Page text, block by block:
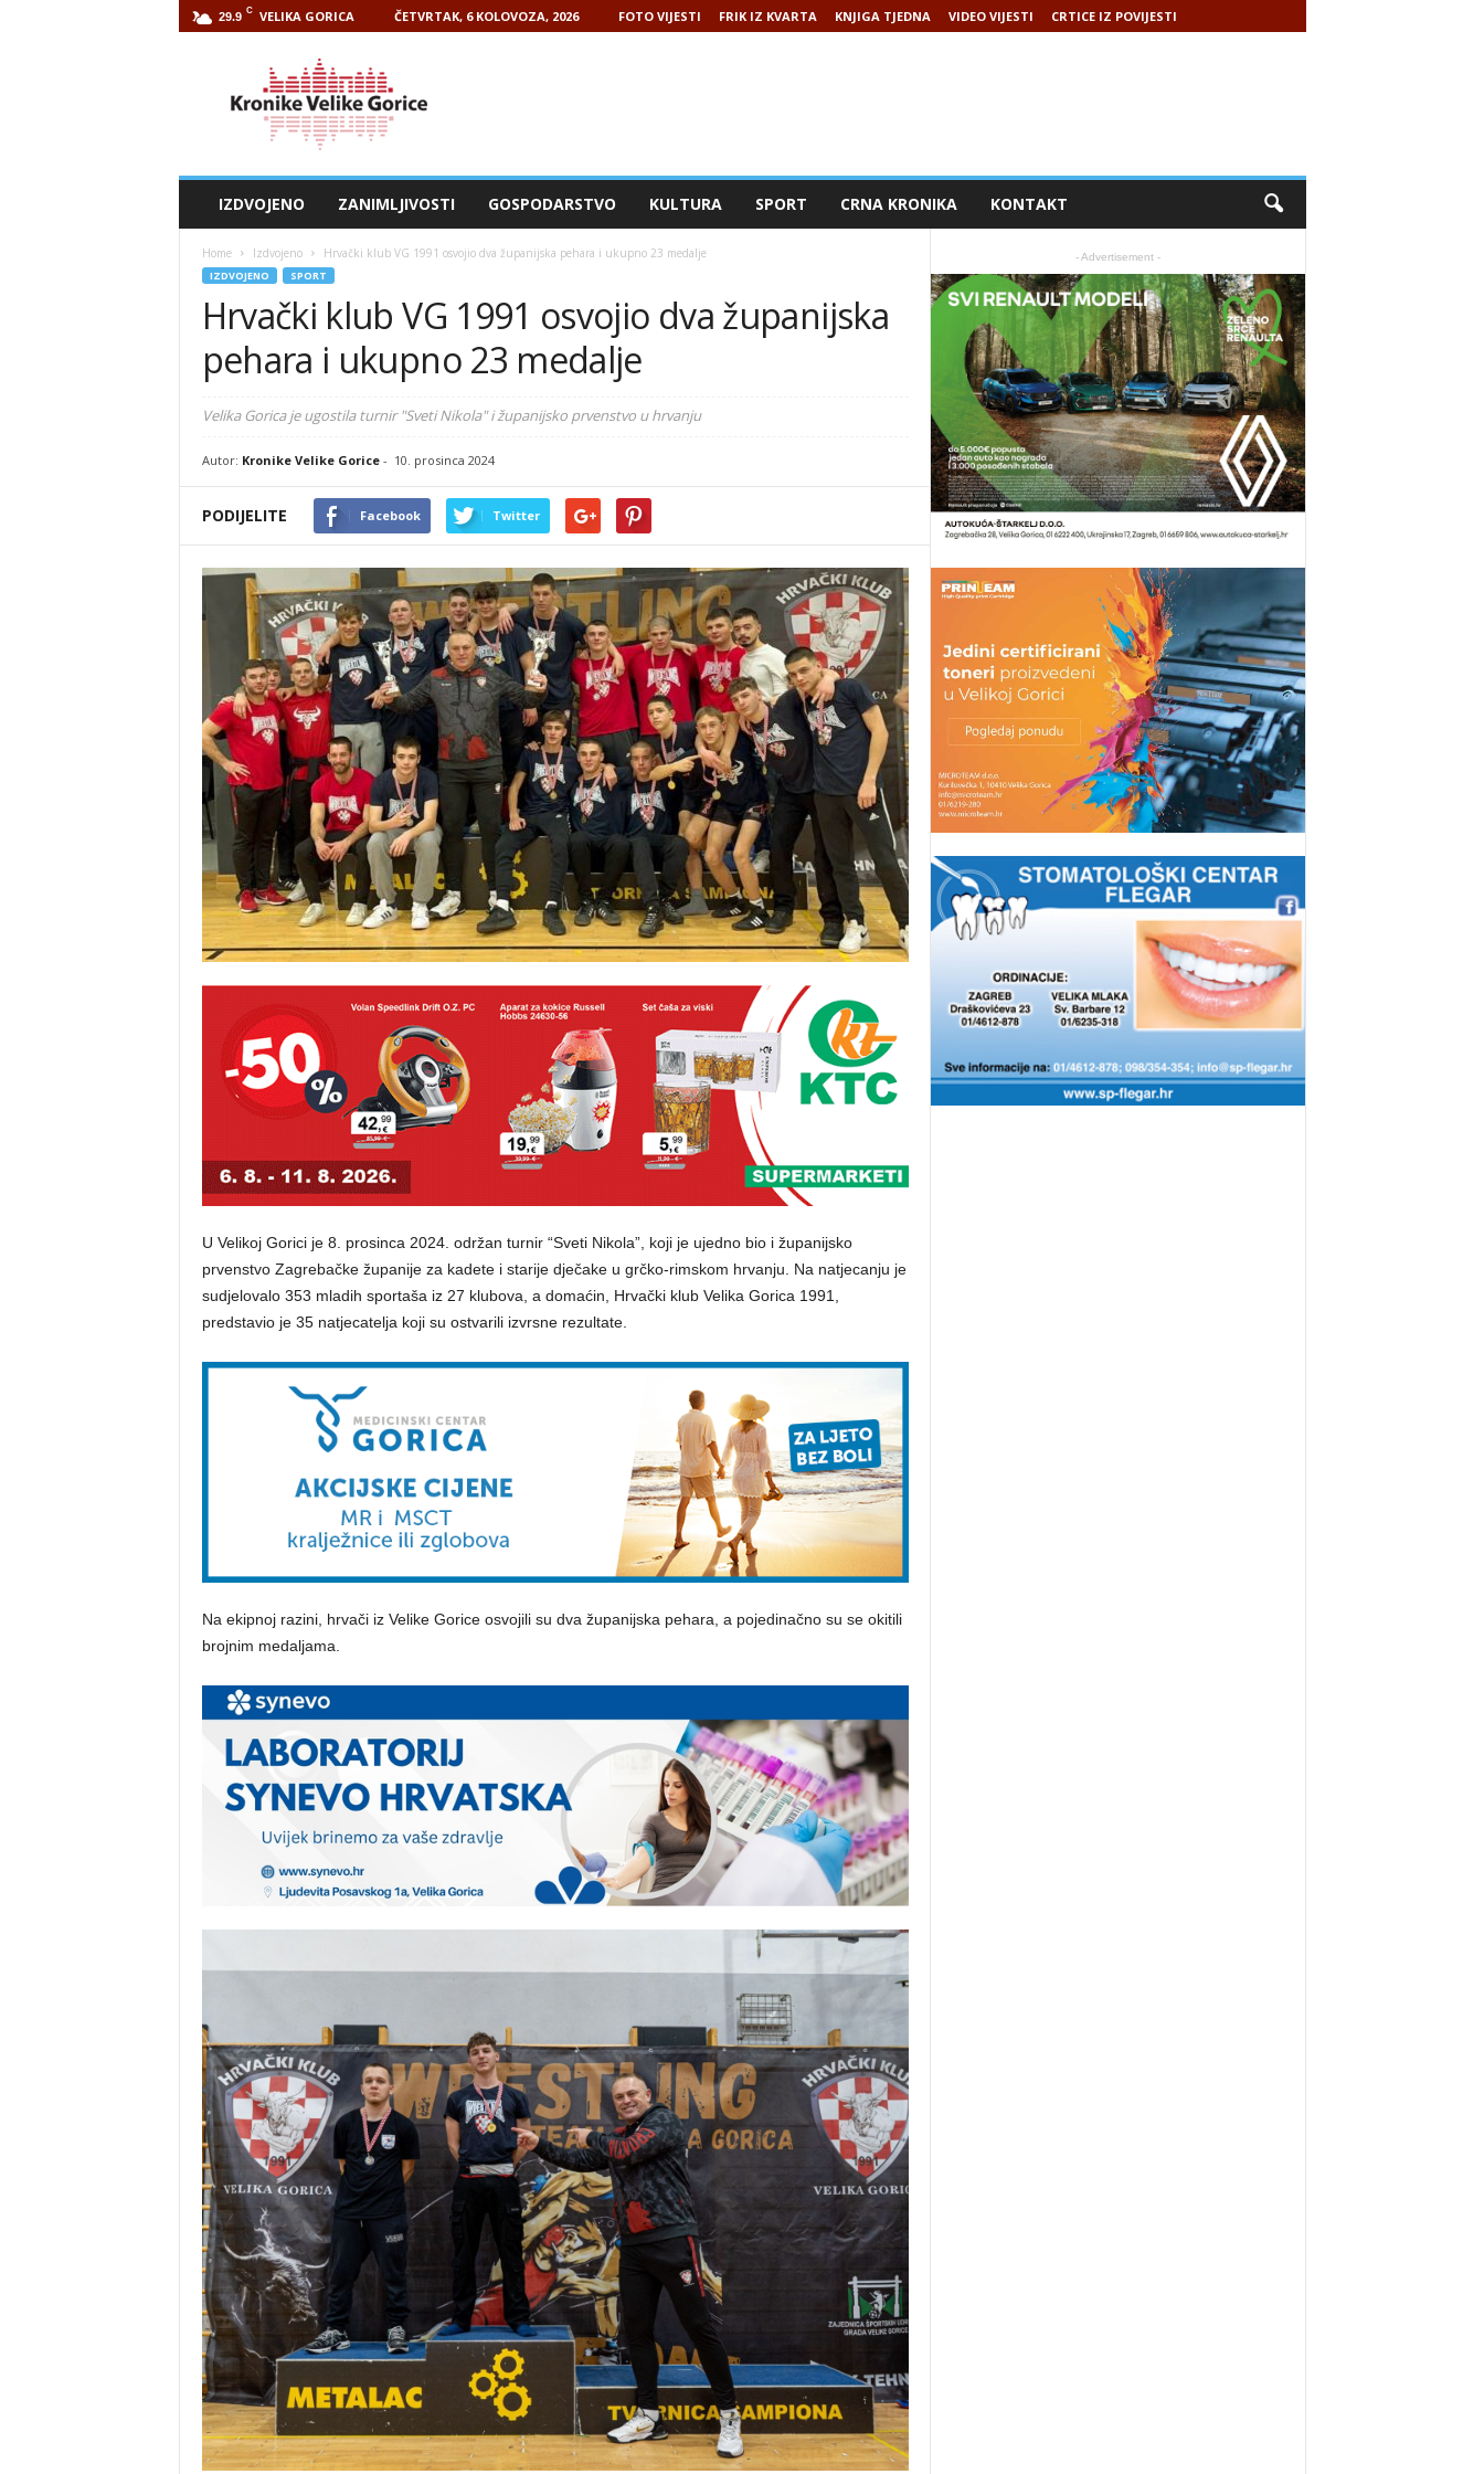
29.9 C VELIKA GORICA ČETVRTAK, 6 KOLOVOZA, 2026 FOTO VIJESTI FRIK IZ KVARTA KNJIGA TJEDNA VIDEO VIJESTI CRTICE IZ POVIJESTI
IZDVOJENO ZANIMLJIVOSTI GOSPODARSTVO KULTURA SPORT CRNA KRONIKA KONTAKT
Home Izdvojeno Hrvački klub VG 1991 osvojio dva županijska pehara i ukupno 23 medalje
IZDVOJENO SPORT
Hrvački klub VG 1991 osvojio dva županijska
pehara i ukupno 23 medalje
Velika Gorica je ugostila turnir "Sveti Nikola" i županijsko prvenstvo u hrvanju
Autor: Kronike Velike Gorice- 10. prosinca 2024
PODIJELITE Facebook Twitter
U Velikoj Gorici je 8. prosinca 2024. održan turnir “Sveti Nikola”, koji je ujedno bio i županijsko
prvenstvo Zagrebačke županije za kadete i starije dječake u grčko-rimskom hrvanju. Na natjecanju je
sudjelovalo 353 mladih sportaša iz 27 klubova, a domaćin, Hrvački klub Velika Gorica 1991,
predstavio je 35 natjecatelja koji su ostvarili izvrsne rezultate.
Na ekipnoj razini, hrvači iz Velike Gorice osvojili su dva županijska pehara, a pojedinačno su se okitili
brojnim medaljama.
- Advertisement -